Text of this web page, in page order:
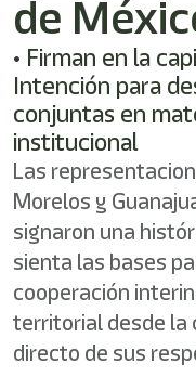
interactuar
con
contenido.
de
• Firman en la
Intención para
conjuntas en
institucional
Las
Morelos y
signaron una
sienta las bases
cooperación
territorial desde la
directo de sus